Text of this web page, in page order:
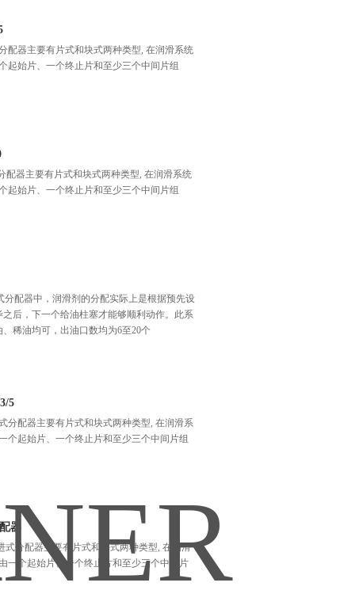
配器主要有片式和块式两种类型, 在润滑系统
起始片、一个终止片和至少三个中间片组
配器主要有片式和块式两种类型, 在润滑系统
起始片、一个终止片和至少三个中间片组
分配器中，润滑剂的分配实际上是根据预先设
后，下一个给油柱塞才能够顺利动作。此系
稀油均可，出油口数均为6至20个
5
分配器主要有片式和块式两种类型, 在润滑系
个起始片、一个终止片和至少三个中间片组
器
式分配器主要有片式和块式两种类型, 在润滑
一个起始片、一个终止片和至少三个中间片